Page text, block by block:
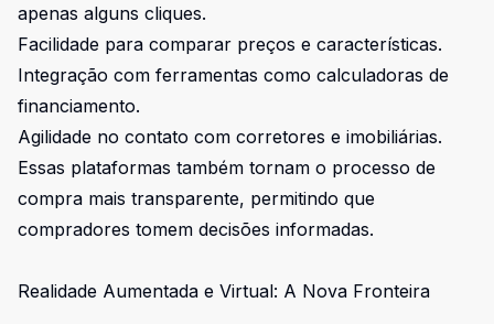
apenas alguns cliques.
Facilidade para comparar preços e características.
Integração com ferramentas como calculadoras de
financiamento.
Agilidade no contato com corretores e imobiliárias.
Essas plataformas também tornam o processo de
compra mais transparente, permitindo que
compradores tomem decisões informadas.
Realidade Aumentada e Virtual: A Nova Fronteira